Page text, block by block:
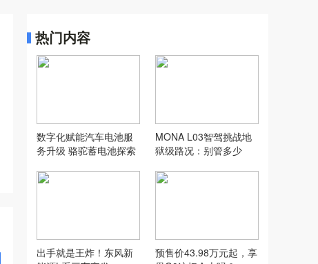
热门内容
数字化赋能汽车电池服
务升级 骆驼蓄电池探索
MONA L03智驾挑战地
狱级路况：别管多少
驾
出手就是王炸！东风新
预售价43.98万元起，享